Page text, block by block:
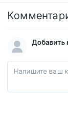
Добавить